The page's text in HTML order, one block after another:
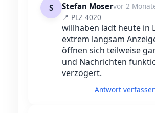
S Stefan Moservor 2
📍 PLZ 4020
willhaben lädt heute in
extrem langsam
öffnen sich teilweise
und Nachrichten
verzögert.
Antwort